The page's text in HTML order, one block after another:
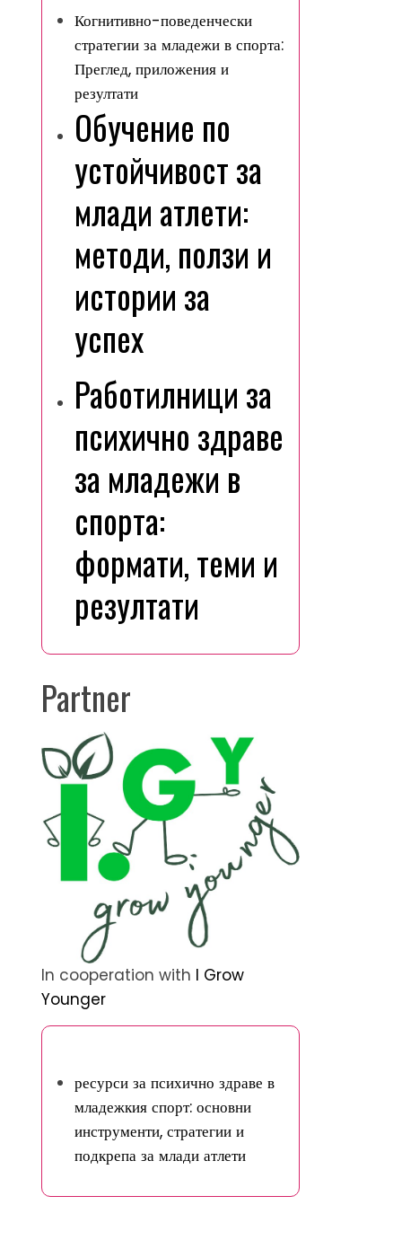
Когнитивно-поведенчески
стратегии за младежи в спорта:
Преглед, приложения и
резултати
Обучение по
устойчивост за
млади атлети:
методи, ползи и
истории за
успех
Работилници за
психично здраве
за младежи в
спорта:
формати, теми и
резултати
Partner
In cooperation with I Grow
Younger
ресурси за психично здраве в
младежкия спорт: основни
инструменти, стратегии и
подкрепа за млади атлети